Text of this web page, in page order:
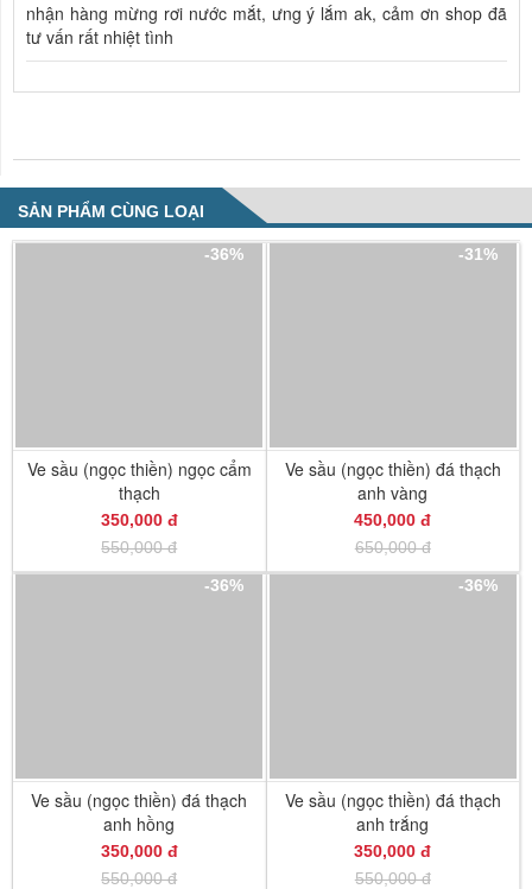
nhận hàng mừng rơi nước mắt, ưng ý lắm ak, cảm ơn shop đã
tư vấn rất nhiệt tình
SẢN PHẨM CÙNG LOẠI
-36%
Ve sầu (ngọc thiền) ngọc cẩm
thạch
350,000 đ
550,000 đ
-31%
Ve sầu (ngọc thiền) đá thạch
anh vàng
450,000 đ
650,000 đ
-36%
Ve sầu (ngọc thiền) đá thạch
anh hồng
350,000 đ
550,000 đ
-36%
Ve sầu (ngọc thiền) đá thạch
anh trắng
350,000 đ
550,000 đ